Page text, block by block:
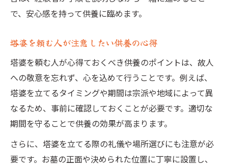
で、安心感を持って供養に臨めます。
塔婆を頼む人が注意したい供養の心得
塔婆を頼む人が心得ておくべき供養のポイントは、故人
への敬意を忘れず、心を込めて行うことです。例えば、
塔婆を立てるタイミングや期間は宗派や地域によって異
なるため、事前に確認しておくことが必要です。適切な
期間を守ることで供養の効果が高まります。
さらに、塔婆を立てる際の礼儀や場所選びにも注意が必
要です。お墓の正面や決められた位置に丁寧に設置し、